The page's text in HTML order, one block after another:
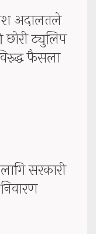
अदालतले
ट्युलिप
फैसला
सरकारी